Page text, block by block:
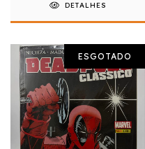
DETALHES
ESGOTADO